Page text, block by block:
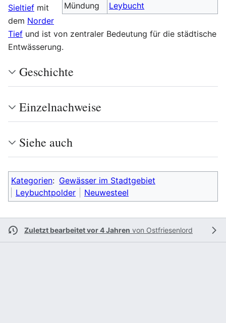
Mündung
Leybucht
Sieltief mit
dem Norder
Tief und ist von zentraler Bedeutung für die städtische
Entwässerung.
Geschichte
Einzelnachweise
Siehe auch
Kategorien: Gewässer im Stadtgebiet
Leybuchtpolder
Neuwesteel
Zuletzt bearbeitet vor 4 Jahren von Ostfriesenlord